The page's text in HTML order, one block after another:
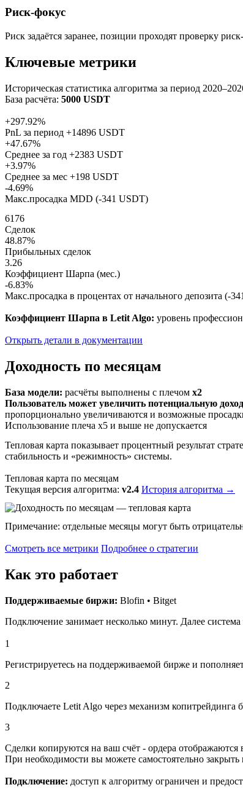
Риск‑фокус
Риск задаётся заранее, позиции проходят проверку
Ключевые метрики
Историческая статистика алгоритма за период
База расчёта: 5000 USDT
+297.92%
PnL за период +14896 USDT
+47.67%
Среднее за год +2383 USDT
+3.97%
Среднее за мес +198 USDT
-4.69%
Макс.просадка MDD (-341 USDT)
6176
Сделок
48.87%
Прибыльных сделок
3.26
Коэффициент Шарпа (мес.)
-6.83%
Макс.просадка в процентах от начального депозита (-
Коэффициент Шарпа в Letit Algo: уровень
Открыть детали в документации
Доходность по месяцам
База модели: расчёты выполнены с плечом x2
Пользователь может увеличить потенциальную
пропорционально увеличиваются и возможные
Использование плеча x5 и выше не допускается
Тепловая карта показывает процентный результат
стабильность и «режимность» системы.
Тепловая карта по месяцам
Текущая версия алгоритма: v2.4 История алгоритма →
Примечание: отдельные месяцы могут быть
Смотреть все метрики Подробнее о стратегии
Как это работает
Поддерживаемые биржи: Blofin • Bitget
Подключение занимает несколько минут. Далее система
1
Регистрируетесь на поддерживаемой бирже и
2
Подключаете Letit Algo через механизм копитрейдинга
3
Сделки копируются на ваш счёт - ордера
При необходимости вы можете самостоятельно закрыть
Подключение: доступ к алгоритму ограничен и